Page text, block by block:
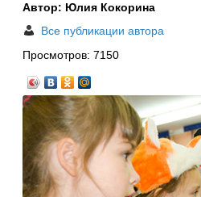
Автор: Юлия Кокорина
Все публикации автора
Просмотров: 7150